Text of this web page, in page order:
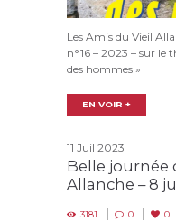
Les Amis du Vieil
n°16 – 2023 – sur le
des hommes »
EN VOIR +
11 Juil 2023
Belle journée
Allanche – 8
3181 0 0